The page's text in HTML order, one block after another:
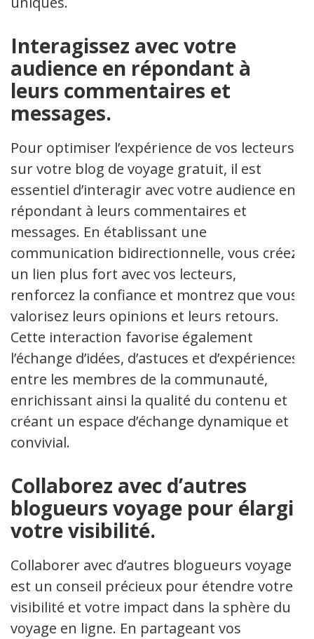
Interagissez avec votre
audience en répondant à
leurs commentaires et
messages.
Pour optimiser l’expérience de vos lecteurs
sur votre blog de voyage gratuit, il est
essentiel d’interagir avec votre audience en
répondant à leurs commentaires et
messages. En établissant une
communication bidirectionnelle, vous créez
un lien plus fort avec vos lecteurs,
renforcez la confiance et montrez que vous
valorisez leurs opinions et leurs retours.
Cette interaction favorise également
l’échange d’idées, d’astuces et d’expériences
entre les membres de la communauté,
enrichissant ainsi la qualité du contenu et
créant un espace d’échange dynamique et
convivial.
Collaborez avec d’autres
blogueurs voyage pour élargir
votre visibilité.
Collaborer avec d’autres blogueurs voyage
est un conseil précieux pour étendre votre
visibilité et votre impact dans la sphère du
voyage en ligne. En partageant vos